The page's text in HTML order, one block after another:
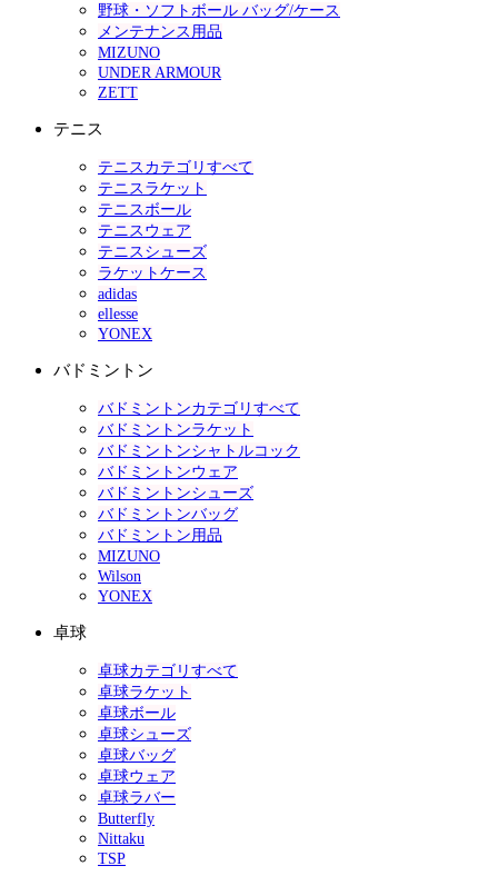
野球・ソフトボール バッグ/ケース
メンテナンス用品
MIZUNO
UNDER ARMOUR
ZETT
テニス
テニスカテゴリすべて
テニスラケット
テニスボール
テニスウェア
テニスシューズ
ラケットケース
adidas
ellesse
YONEX
バドミントン
バドミントンカテゴリすべて
バドミントンラケット
バドミントンシャトルコック
バドミントンウェア
バドミントンシューズ
バドミントンバッグ
バドミントン用品
MIZUNO
Wilson
YONEX
卓球
卓球カテゴリすべて
卓球ラケット
卓球ボール
卓球シューズ
卓球バッグ
卓球ウェア
卓球ラバー
Butterfly
Nittaku
TSP